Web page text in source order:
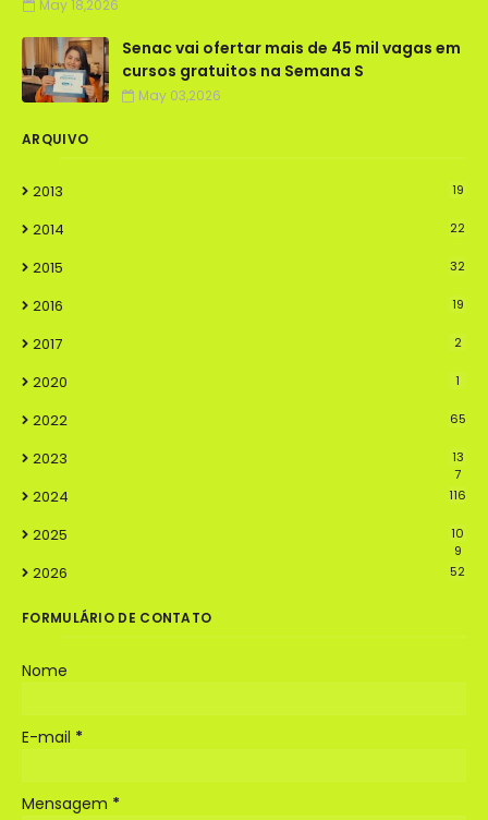
May 18,2026
Senac vai ofertar mais de 45 mil vagas em
cursos gratuitos na Semana S
May 03,2026
ARQUIVO
2013 19
2014 22
2015 32
2016 19
2017 2
2020 1
2022 65
2023
13
7
2024 116
2025
10
9
2026 52
FORMULÁRIO DE CONTATO
Nome
E-mail *
Mensagem *